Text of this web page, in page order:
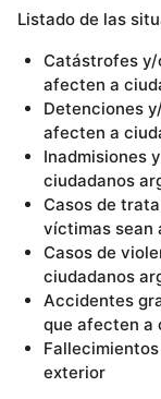
Listado de las
Catástrofes
afecten a
Detenciones
afecten a
Inadmisiones
ciudadanos
Casos de
víctimas sean
Casos de
ciudadanos
Accidentes
que afecten a
exterior